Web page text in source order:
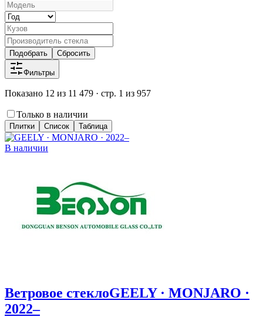
Подобрать Сбросить
Фильтры
Показано 12 из 11 479 · стр. 1 из 957
Только в наличии
Плитки Список Таблица
В наличии
Ветровое стеклоGEELY · MONJARO ·
2022–